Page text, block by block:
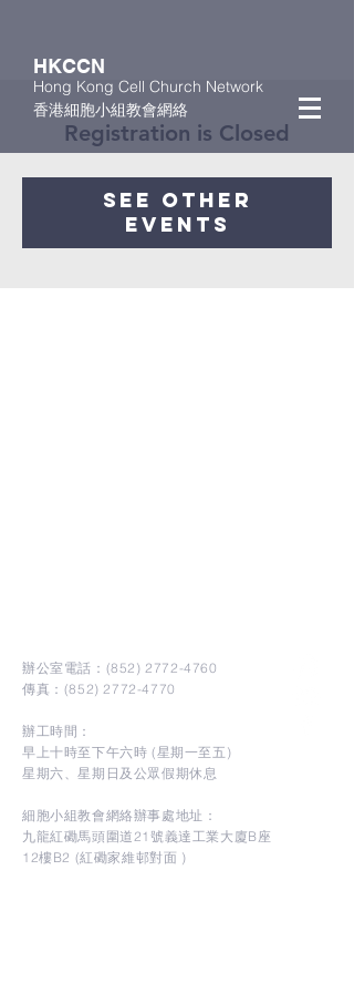
HKCCN
Hong Kong Cell Church Network
香港細胞小組教會網絡
Registration is Closed
See other
events
辦公室電話：(852)2772-4760
傳真：(852)2772-4770
辦工時間：
早上十時至下午六時 (星期一至五)
星期六、星期日及公眾假期休息
細胞小組教會網絡辦事處地址：
九龍紅磡馬頭圍道21號義達工業大廈B座
12樓B2 (紅磡家維邨對面 )